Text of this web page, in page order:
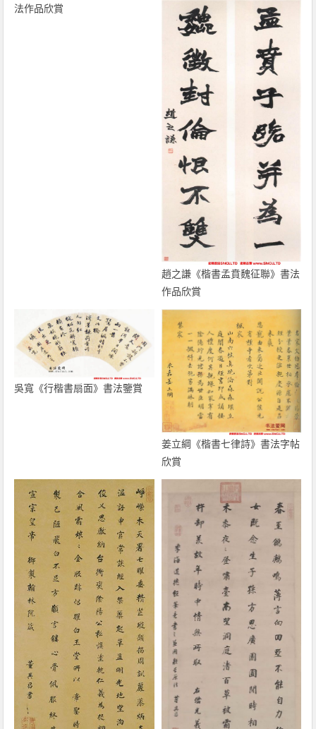
法作品欣賞
趙之謙《楷書孟賁魏征聯》書法
作品欣賞
吳寬《行楷書扇面》書法鑒賞
姜立綱《楷書七律詩》書法字帖
欣賞